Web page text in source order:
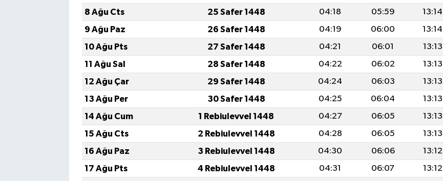
8 Ağu Cts
25 Safer 1448 04:18 05:59 13:14
9 Ağu Paz
26 Safer 1448 04:19 06:00 13:14
10 Ağu Pts
27 Safer 1448 04:21 06:01 13:13
11 Ağu Sal
28 Safer 1448 04:22 06:02 13:13
12 Ağu Çar
29 Safer 1448 04:24 06:03 13:13
13 Ağu Per
30 Safer 1448 04:25 06:04 13:13
14 Ağu Cum
1 Rebiulevvel 1448 04:27 06:05 13:13
15 Ağu Cts
2 Rebiulevvel 1448 04:28 06:05 13:13
16 Ağu Paz
3 Rebiulevvel 1448 04:30 06:06 13:12
17 Ağu Pts
4 Rebiulevvel 1448 04:31 06:07 13:12